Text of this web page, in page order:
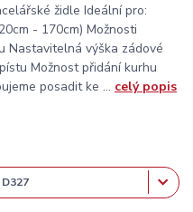
židle Ideální pro:
- 170cm) Možnosti
Nastavitelná výška zádové
Možnost přidání kurhu
posadit ke ... celý popis